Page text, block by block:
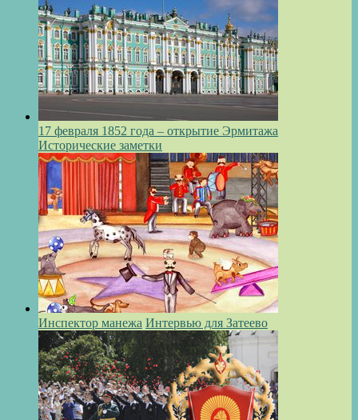
17 февраля 1852 года – открытие Эрмитажа
Исторические заметки
Инспектор манежа Интервью для Затеево